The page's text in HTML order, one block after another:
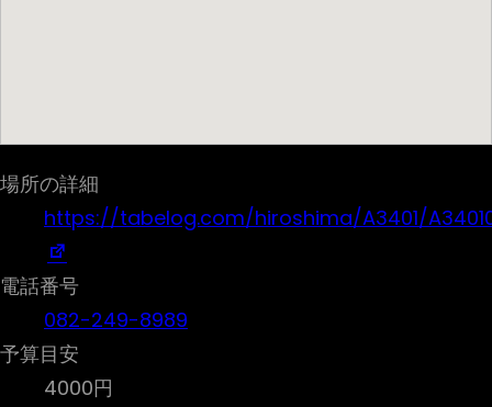
場所の詳細
https://tabelog.com/hiroshima/A3401/
電話番号
082-249-8989
予算目安
4000円